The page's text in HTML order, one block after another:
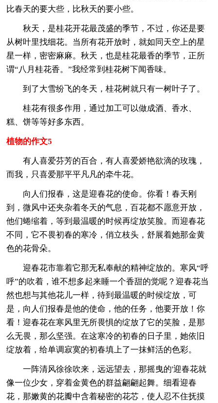
比春天的要大些，比秋天的要小些。
秋天，是桂花开花最茂盛的季节，不过，你还是要
从树叶里找细花。当所有花开放时，就如同天空上的星
星一样，密密麻麻。秋天，也是桂花最香的季节，正所
谓“八月桂花香。”我经常到桂花树下闻香味。
到了大雪纷飞的冬天，桂花树就只有一树叶子了。
桂花有很多作用，通过加工可以做成酒、香水、
糕、饼等等好多东西。
植物的作文5
有人喜爱芬芳的百合，有人喜爱娇艳欲滴的玫瑰，
而我，只喜爱那平平凡凡的牵牛花。
向人们报春，这是迎春花的使命。你看！春天刚
到，微风中还夹杂着冬天的气息，百花都不愿意开放，
他们蜷缩着，等到最温暖的时候再绽放笑脸。而迎春花
不同，它不畏初春的寒冷，俏立枝头，舒展着她那金黄
色的花骨朵。
迎春花市靠着它那无私奉献的精神绽放的。寒风“呼
呼”的吹着，谁不想多起来睡一个香甜的觉呢？迎春花当
然也想与其他花儿一样，待到最温暖的时候绽放，可
是，向人们报春是他的使命，他的任务，他要开放！你
看！迎春花在寒风里无所畏惧的绽放了它的笑脸，是那
么无畏，那么坚强。在这寒冷的初春的日子里，她依旧
绽放着，给单调寂寞的初春填上了一抹鲜活的色彩。
一阵清风徐徐吹来，远远望去，那摇曳的'迎春花就
像一位少女，穿着金黄色的群益翩翩起舞。细看迎春
花，那嫩黄的花瓣中含着秘密的花芯，使人忍不住抚摸